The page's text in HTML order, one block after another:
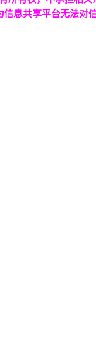
息共享平台无法对